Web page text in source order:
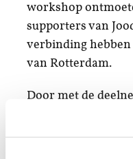
workshop
supporters van
verbinding
van Rotterdam.
Door met de